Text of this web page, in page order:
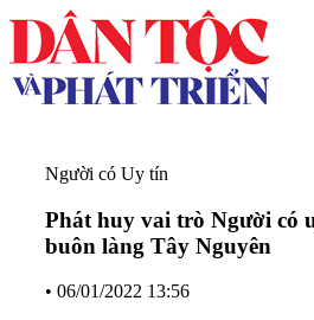
Người có Uy tín
Phát huy vai trò Người có
buôn làng Tây Nguyên
• 06/01/2022 13:56